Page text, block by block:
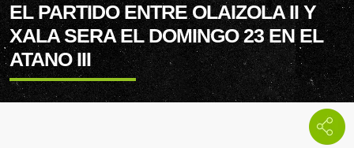
EL PARTIDO ENTRE OLAIZOLA II Y
XALA SERA EL DOMINGO 23 EN EL
ATANO III